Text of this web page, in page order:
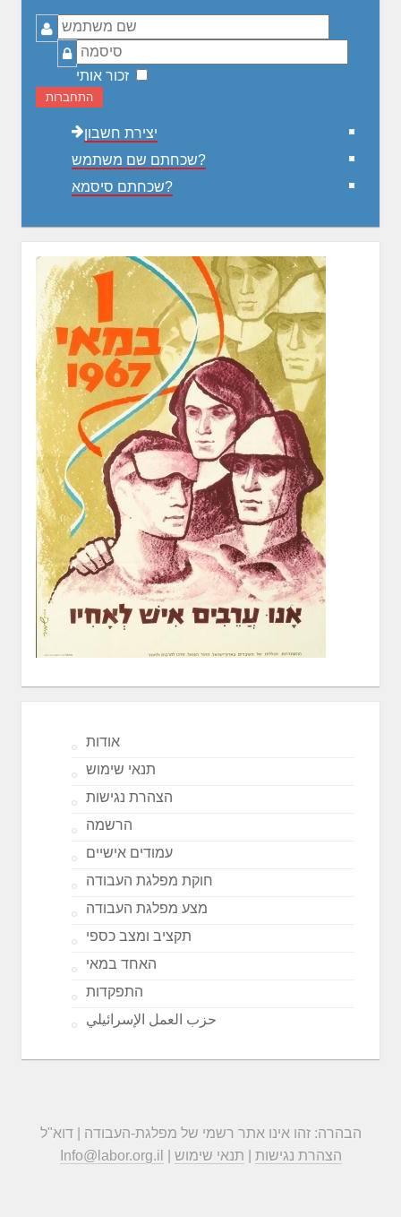
שם
משתמש
סיסמה
זכור אותי
התחברות
יצירת חשבון
שכחתם שם משתמש?
שכחתם סיסמא?
אודות
תנאי שימוש
הצהרת נגישות
הרשמה
עמודים אישיים
חוקת מפלגת העבודה
מצע מפלגת העבודה
תקציב ומצב כספי
האחד במאי
התפקדות
حزب العمل الإسرائيلي
הבהרה: זהו אינו אתר רשמי של מפלגת-העבודה | דוא"ל
Info@labor.org.il
הצהרת נגישות תנאי שימוש